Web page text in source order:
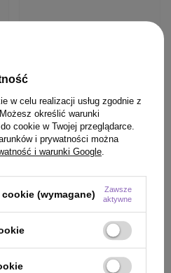
w celu realizacji usług zgodnie z
określić warunki
cookie w Twojej przeglądarce.
i prywatności można
i warunki Google.
(wymagane)
Zawsze
aktywne